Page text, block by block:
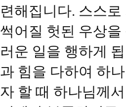
련해집니다. 스스
썩어질 헛된 우상
러운 일을 행하게
과 힘을 다하여 하
자 할 때 하나님께